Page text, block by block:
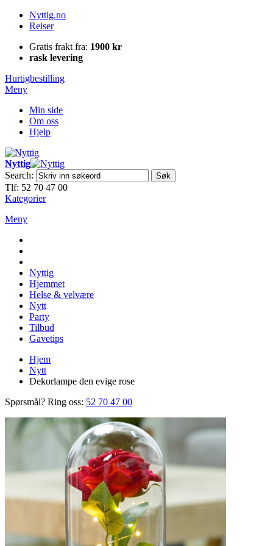
Nyttig.no
Reiser
Gratis frakt fra: 1900 kr
rask levering
Hurtigbestilling
Meny
Min side
Om oss
Hjelp
Nyttig
Search:
Søk
Tlf: 52 70 47 00
Kategorier
Meny
Nyttig
Hjemmet
Helse & velvære
Nytt
Party
Tilbud
Gavetips
Hjem
Nytt
Dekorlampe den evige rose
Spørsmål? Ring oss: 52 70 47 00